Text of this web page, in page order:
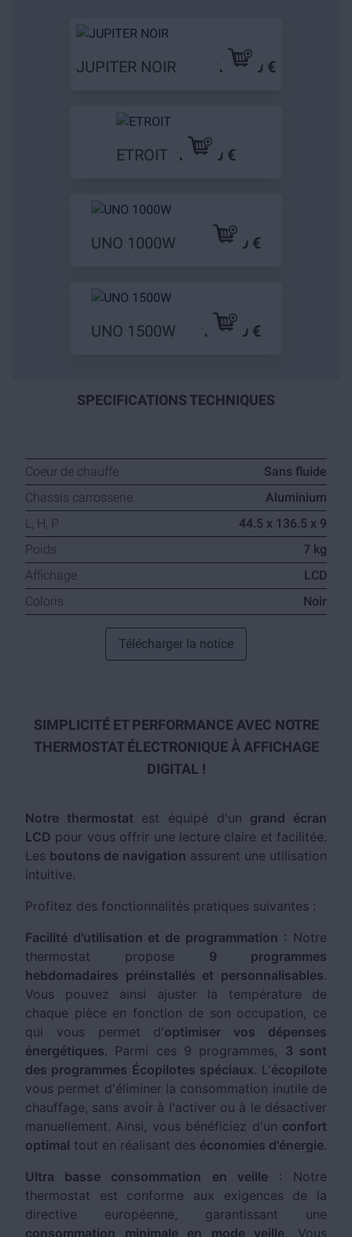
JUPITER NOIR 129,90 €
ETROIT 119,90 €
UNO 1000W 89,90 €
UNO 1500W 119,90 €
SPECIFICATIONS TECHNIQUES
Coeur de chauffe
Sans fluide
Chassis carrosserie
Aluminium
L, H, P
44.5 x 136.5 x 9
Poids
7 kg
Affichage
LCD
Coloris
Noir
Télécharger la notice
SIMPLICITÉ ET PERFORMANCE AVEC NOTRE
THERMOSTAT ÉLECTRONIQUE À AFFICHAGE
DIGITAL !
Notre thermostat est équipé d'un grand écran
LCD pour vous offrir une lecture claire et facilitée.
Les boutons de navigation assurent une utilisation
intuitive.
Profitez des fonctionnalités pratiques suivantes :
Facilité d'utilisation et de programmation : Notre
thermostat propose 9 programmes
hebdomadaires préinstallés et personnalisables.
Vous pouvez ainsi ajuster la température de
chaque pièce en fonction de son occupation, ce
qui vous permet d'optimiser vos dépenses
énergétiques. Parmi ces 9 programmes, 3 sont
des programmes Écopilotes spéciaux. L'écopilote
vous permet d'éliminer la consommation inutile de
chauffage, sans avoir à l'activer ou à le désactiver
manuellement. Ainsi, vous bénéficiez d'un confort
optimal tout en réalisant des économies d'énergie.
Ultra basse consommation en veille: Notre
thermostat est conforme aux exigences de la
directive européenne, garantissant une
consommation minimale en mode veille. Vous